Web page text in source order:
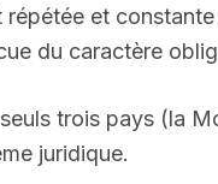
répétée et constante
du caractère
trois pays (la
juridique.